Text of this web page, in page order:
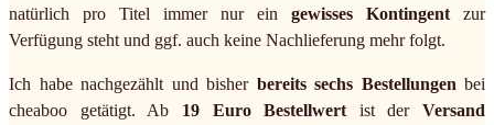
natürlich pro Titel immer nur ein gewisses Kontingent zur
Verfügung steht und ggf. auch keine Nachlieferung mehr folgt.
Ich habe nachgezählt und bisher bereits sechs Bestellungen bei
cheaboo getätigt. Ab 19 Euro Bestellwert ist der Versand